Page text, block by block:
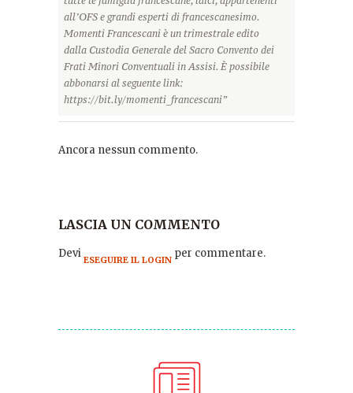
all’OFS e grandi esperti di francescanesimo.
Momenti Francescani è un trimestrale edito
dalla Custodia Generale del Sacro Convento dei
Frati Minori Conventuali in Assisi. È possibile
abbonarsi al seguente link:
https://bit.ly/momenti_francescani”
Ancora nessun commento.
LASCIA UN COMMENTO
Devi ESEGUIRE IL LOGIN per commentare.